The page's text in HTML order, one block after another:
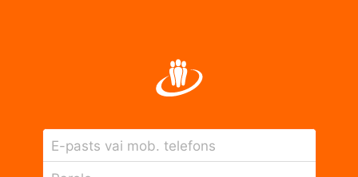
E-pasts vai mob. telefons